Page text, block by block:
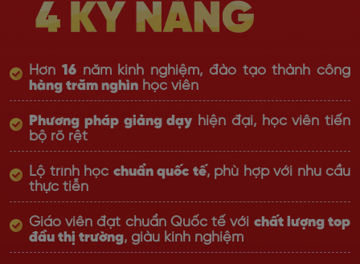
Hơn 16năm kinh nghiệm, đào tạo thành công
hàng trăm nghìn học viên
Phương pháp giảng dạy hiện đại, học viên tiến
bộ rõ rệt
Lộ trình học chuẩn quốc tế, phù hợp với nhu cầu
thực tiễn
Giáo viên đạt chuẩn Quốc tế với chất lượng top
đầu thị trường, giàu kinh nghiệm